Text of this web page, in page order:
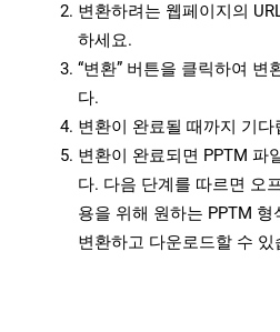
변환하려는 웹페이지의
하세요.
“변환” 버튼을 클릭하여 변
다.
변환이 완료될 때까지 기다
변환이 완료되면 PPTM 파
다. 다음 단계를 따르면 오
용을 위해 원하는 PPTM
변환하고 다운로드할 수 있